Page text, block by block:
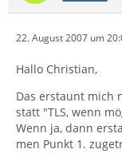
22. August 2007 um
Hallo Christian,
Das erstaunt mich
statt "TLS, wenn
Wenn ja, dann
men Punkt 1.